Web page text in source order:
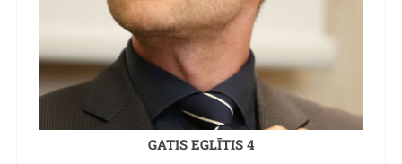
GATIS EGLĪTIS 4